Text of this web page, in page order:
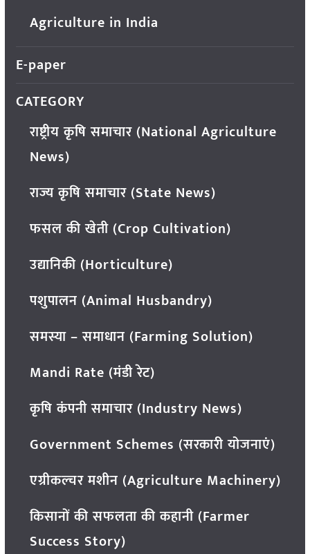
Agriculture in India
E-paper
CATEGORY
राष्ट्रीय कृषि समाचार (National Agriculture
News)
राज्य कृषि समाचार (State News)
फसल की खेती (Crop Cultivation)
उद्यानिकी (Horticulture)
पशुपालन (Animal Husbandry)
समस्या – समाधान (Farming Solution)
Mandi Rate (मंडी रेट)
कृषि कंपनी समाचार (Industry News)
Government Schemes (सरकारी योजनाएं)
एग्रीकल्चर मशीन (Agriculture Machinery)
किसानों की सफलता की कहानी (Farmer
Success Story)